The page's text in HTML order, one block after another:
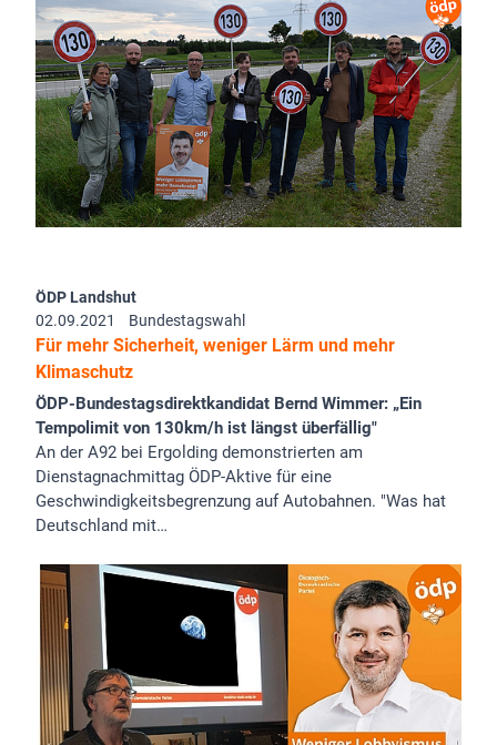
ÖDP Landshut
02.09.2021
Bundestagswahl
Für mehr Sicherheit, weniger Lärm und mehr
Klimaschutz
ÖDP-Bundestagsdirektkandidat Bernd Wimmer: „Ein
Tempolimit von 130km/h ist längst überfällig"
An der A92 bei Ergolding demonstrierten am
Dienstagnachmittag ÖDP-Aktive für eine
Geschwindigkeitsbegrenzung auf Autobahnen. "Was hat
Deutschland mit…